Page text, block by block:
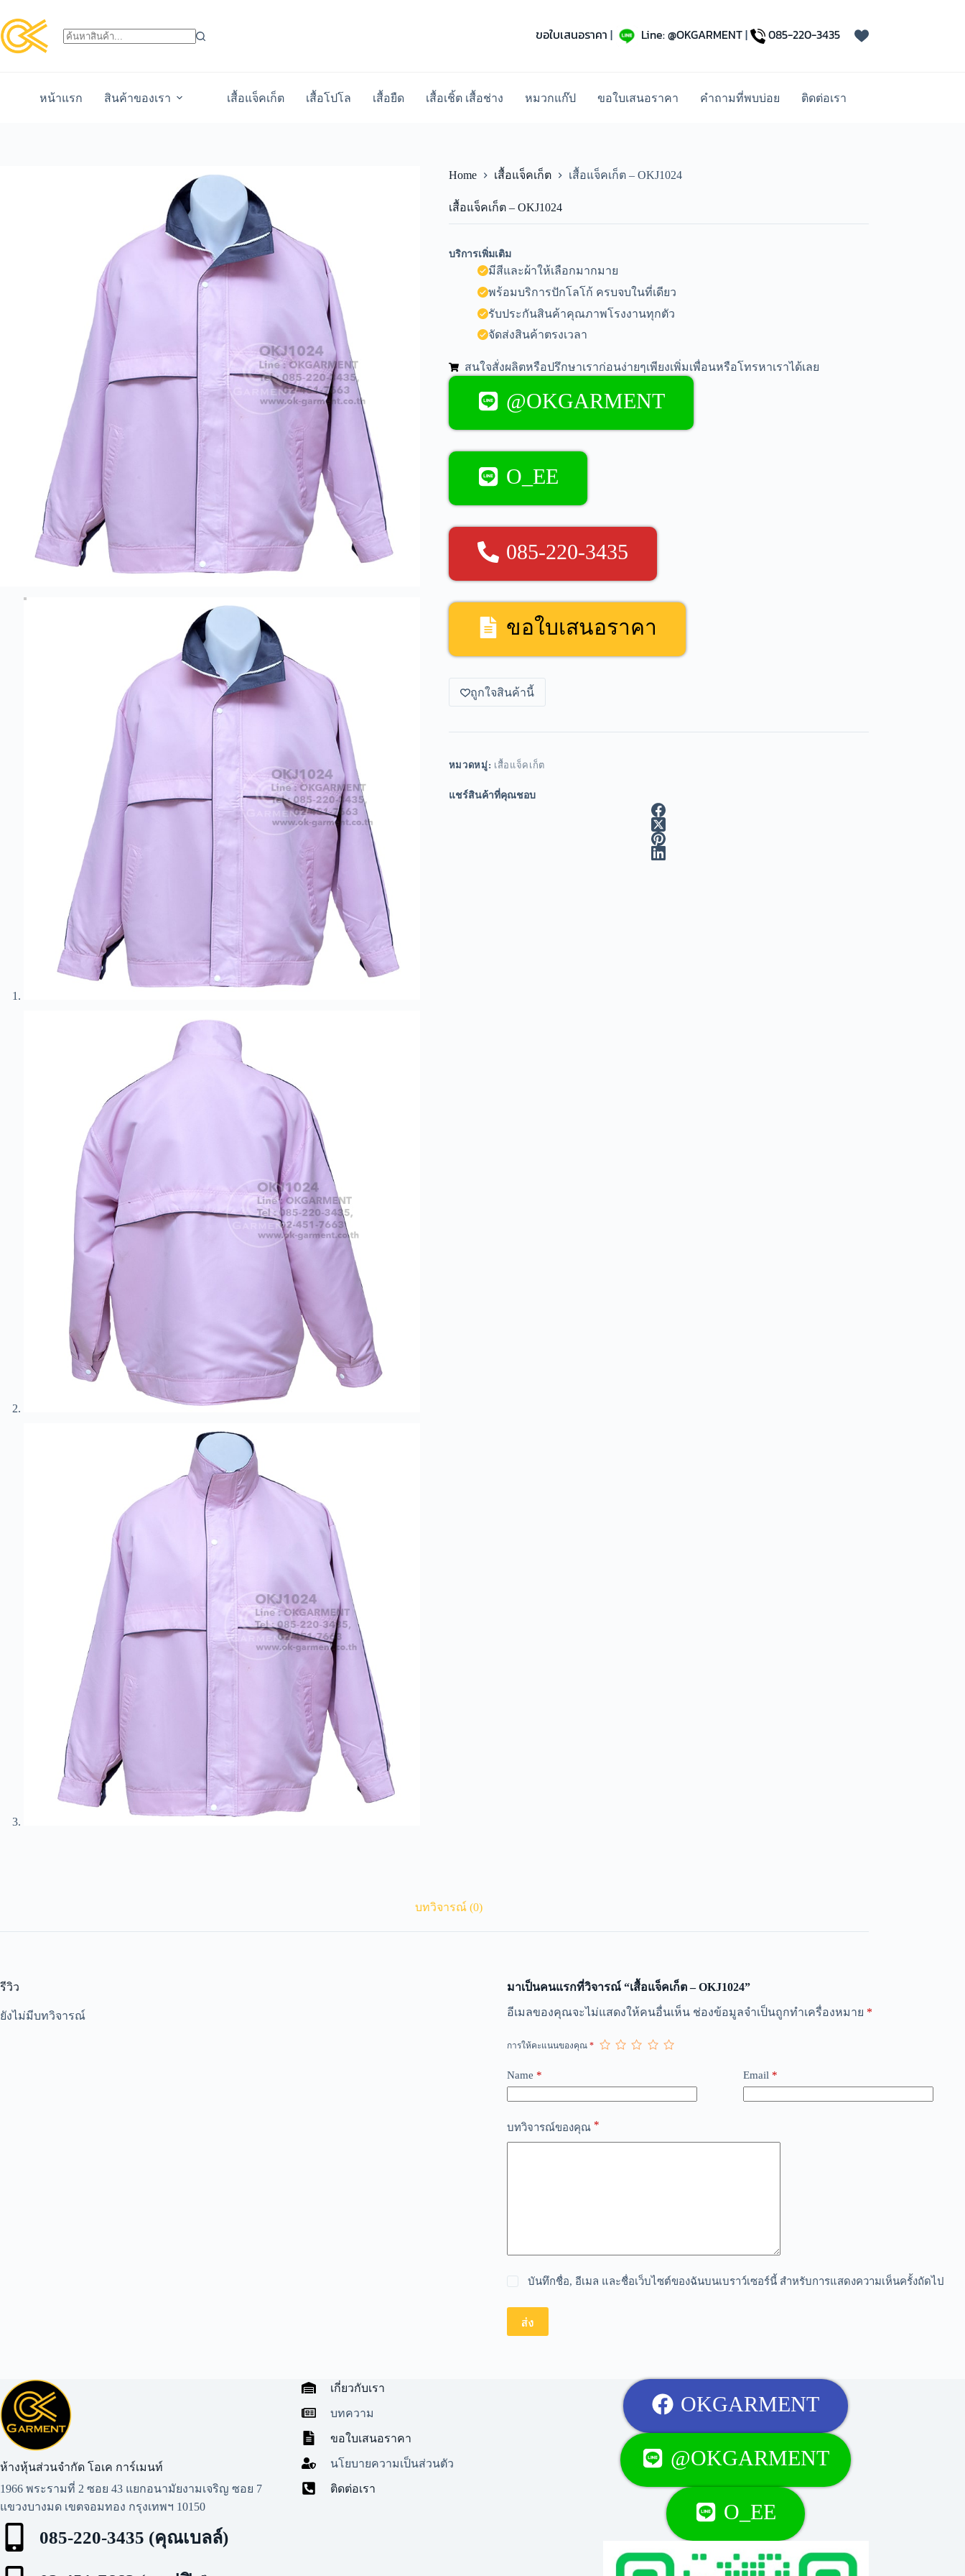
ขอใบเสนอราคา | Line: @OKGARMENT| 085-220-3435
หน้าแรก สินค้าของเรา เสื้อแจ็คเก็ต เสื้อโปโล เสื้อยืด เสื้อเชิ้ต เสื้อช่าง หมวกแก๊ป ขอใบเสนอราคา คำถามที่พบบ่อย ติดต่อเรา
Home เสื้อแจ็คเก็ต เสื้อแจ็คเก็ต – OKJ1024
เสื้อแจ็คเก็ต – OKJ1024
บริการเพิ่มเติม
มีสีและผ้าให้เลือกมากมาย
พร้อมบริการปักโลโก้ ครบจบในที่เดียว
รับประกันสินค้าคุณภาพโรงงานทุกตัว
จัดส่งสินค้าตรงเวลา
สนใจสั่งผลิตหรือปรึกษาเราก่อนง่ายๆเพียงเพิ่มเพื่อนหรือโทรหาเราได้เลย
@OKGARMENT
O_EE
085-220-3435
ขอใบเสนอราคา
ถูกใจสินค้านี้
หมวดหมู่: เสื้อแจ็คเก็ต
แชร์สินค้าที่คุณชอบ
บทวิจารณ์ (0)
รีวิว
ยังไม่มีบทวิจารณ์
มาเป็นคนแรกที่วิจารณ์ “เสื้อแจ็คเก็ต – OKJ1024”
อีเมลของคุณจะไม่แสดงให้คนอื่นเห็น ช่องข้อมูลจำเป็นถูกทำเครื่องหมาย *
การให้คะแนนของคุณ *
Name * Email *
บทวิจารณ์ของคุณ *
บันทึกชื่อ, อีเมล และชื่อเว็บไซต์ของฉันบนเบราว์เซอร์นี้ สำหรับการแสดงความเห็นครั้งถัดไป
ส่ง
A
e
n
a
t
v
ห้างหุ้นส่วนจำกัด โอเค การ์เมนท์​
1966 พระรามที่ 2 ซอย 43 แยกอนามัยงามเจริญ ซอย 7
แขวงบางมด เขตจอมทอง กรุงเทพฯ 10150
085-220-3435 (คุณเบลล์)
เกี่ยวกับเรา
บทความ
ขอใบเสนอราคา
นโยบายความเป็นส่วนตัว
ติดต่อเรา
OKGARMENT
@OKGARMENT
O_EE